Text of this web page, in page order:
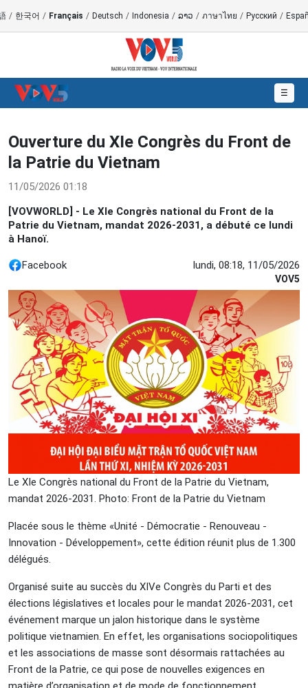
/ 한국어 / Français / Deutsch / Indonesia / ລາວ / ภาษาไทย / Русский /
☰
Ouverture du XIe Congrès du Front de
la Patrie du Vietnam
11/05/2026 01:18
[VOVWORLD] - Le XIe Congrès national du Front de la
Patrie du Vietnam, mandat 2026-2031, a débuté ce lundi
à Hanoï.
Facebook lundi, 08:18, 11/05/2026
VOV5
Le XIe Congrès national du Front de la Patrie du Vietnam,
mandat 2026-2031. Photo: Front de la Patrie du Vietnam
Placée sous le thème «Unité - Démocratie - Renouveau -
Innovation - Développement», cette édition réunit plus de 1.300
délégués.
Organisé suite au succès du XIVe Congrès du Parti et des
élections législatives et locales pour le mandat 2026-2031, cet
événement marque un jalon historique dans le système
politique vietnamien. En effet, les organisations sociopolitiques
et les associations de masse sont désormais rattachées au
Front de la Patrie, ce qui pose de nouvelles exigences en